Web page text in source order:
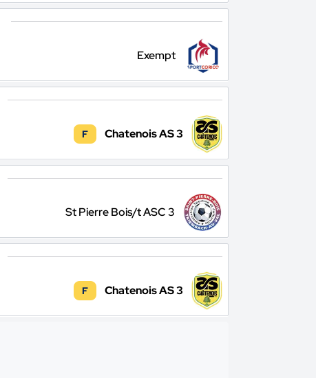
Exempt
F Chatenois AS 3
St Pierre Bois/t ASC 3
F Chatenois AS 3